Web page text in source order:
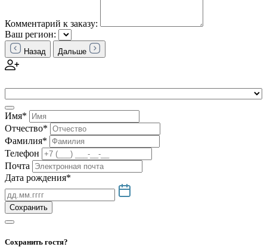
Комментарий к заказу:
Ваш регион:
Назад Дальше
Имя*
Отчество*
Фамилия*
Телефон
Почта
Дата рождения*
Сохранить
Сохранить гостя?